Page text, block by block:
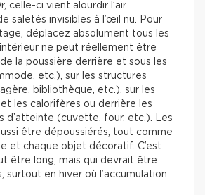
celle-ci vient alourdir l’air
saletés invisibles à l’œil nu. Pour
déplacez absolument tous les
ne peut réellement être
la poussière derrière et sous les
etc.), sur les structures
bibliothèque, etc.), sur les
les calorifères ou derrière les
d’atteinte (cuvette, four, etc.). Les
être dépoussiérés, tout comme
et chaque objet décoratif. C’est
être long, mais qui devrait être
surtout en hiver où l’accumulation